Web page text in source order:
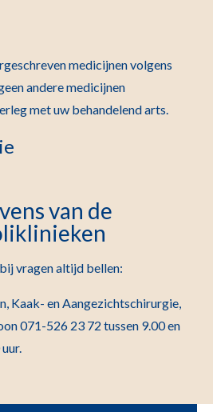
medicijnen volgens
andere medicijnen
met uw behandelend arts.
van de
vragen altijd bellen:
Kaak- en Aangezichtschirurgie,
071-526 23 72 tussen 9.00 en